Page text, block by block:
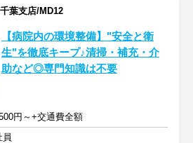
葉支店/MD12
【病院内の環境整備】"安全と衛
生"を徹底キープ♪清掃・補充・介
助など◎専門知識は不要
円～+交通費全額
員